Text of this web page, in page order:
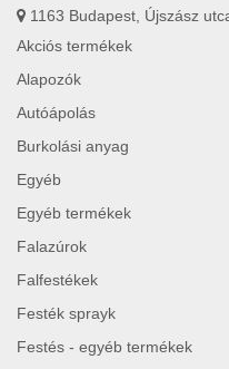
1163 Budapest, Újszász
Akciós termékek
Alapozók
Autóápolás
Burkolási anyag
Egyéb
Egyéb termékek
Falazúrok
Falfestékek
Festék sprayk
Festés - egyéb termékek